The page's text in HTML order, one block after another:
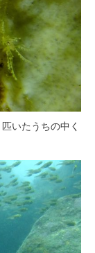
いたうちの中く